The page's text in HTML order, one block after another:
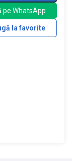
pe WhatsApp
la favorite